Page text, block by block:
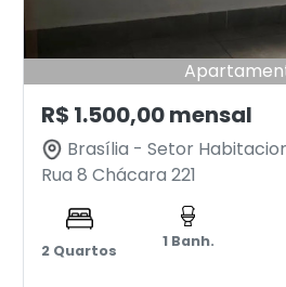
R$ 1.500,00 mensal
Brasília - Setor
Rua 8 Chácara 221
2 Quartos
1 Banh.